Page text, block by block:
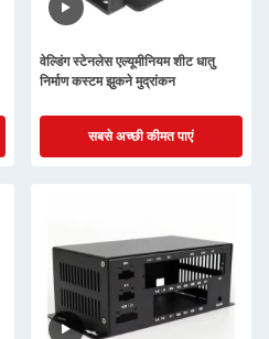
वेल्डिंग स्टेनलेस एल्यूमीनियम शीट धातु
निर्माण कस्टम झुकने मुद्रांकन
सबसे अच्छी कीमत पाएं